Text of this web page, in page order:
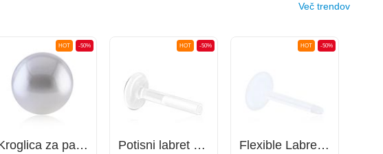
Več trendov
-50%
HOT
Kroglica za palčke z navojem (umetni biser, različne barve) s/z imitacijo bisera
-50%
HOT
Potisni labret brez navoja (bioflex, različne barve)
-50%
HOT
Flexible Labret Pin (acrylic, various colours)